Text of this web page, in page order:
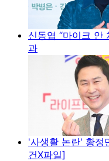
신동엽 “마이크 안
과
'사생활 논란' 황정
건X파일]